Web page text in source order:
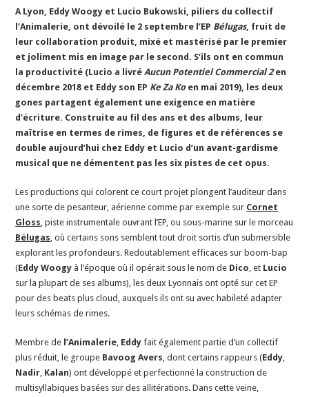
A Lyon, Eddy Woogy et Lucio Bukowski, piliers du collectif
l’Animalerie, ont dévoilé le 2 septembre l’EP Bélugas, fruit de
leur collaboration produit, mixé et mastérisé par le premier
et joliment mis en image par le second. S’ils ont en commun
la productivité (Lucio a livréAucun Potentiel Commercial 2en
décembre 2018 et Eddy son EP Ke Za Koen mai 2019), les deux
gones partagent également une exigence en matière
d’écriture. Construite au fil des ans et des albums, leur
maîtrise en termes de rimes, de figures et de références se
double aujourd’hui chez Eddy et Lucio d’un avant-gardisme
musical que ne démentent pas les six pistes de cet opus.
Les productions qui colorent ce court projet plongent l’auditeur dans
une sorte de pesanteur, aérienne comme par exemple sur Cornet
Gloss, piste instrumentale ouvrant l’EP, ou sous-marine sur le morceau
Bélugas, où certains sons semblent tout droit sortis d’un submersible
explorant les profondeurs. Redoutablement efficaces sur boom-bap
(Eddy Woogy à l’époque où il opérait sous le nom de Dico, et Lucio
sur la plupart de ses albums), les deux Lyonnais ont opté sur cet EP
pour des beats plus cloud, auxquels ils ont su avec habileté adapter
leurs schémas de rimes.
Membre de l’Animalerie, Eddy fait également partie d’un collectif
plus réduit, le groupe Bavoog Avers, dont certains rappeurs (Eddy,
Nadir, Kalan) ont développé et perfectionné la construction de
multisyllabiques basées sur des allitérations. Dans cette veine,